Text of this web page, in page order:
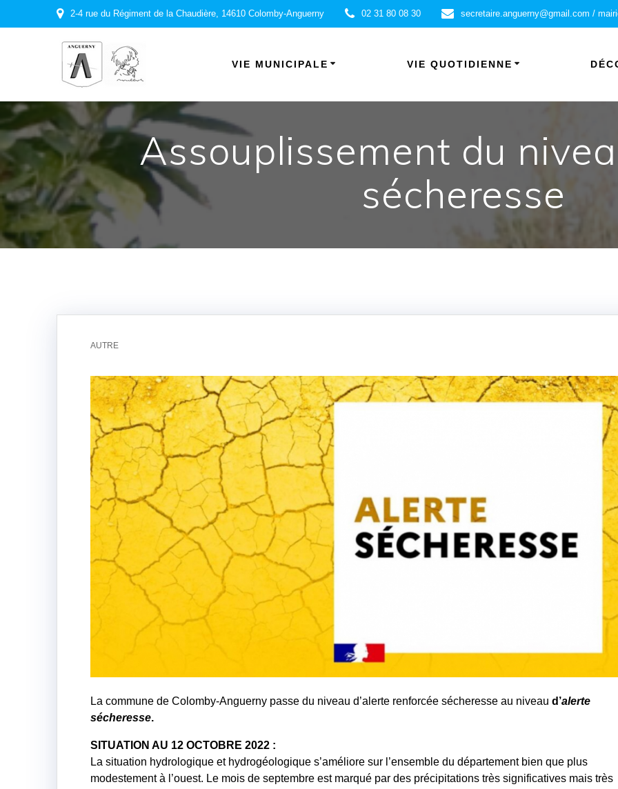
2-4 rue du Régiment de la Chaudière, 14610 Colomby-Anguerny 02 31 80 08 30 secretaire.anguerny@gmail.com /
VIE MUNICIPALE VIE QUOTIDIENNE
Assouplissement du
sécheresse
AUTRE
La commune de Colomby-Anguerny passe du niveau d’alerte renforcée sécheresse au niveaud’alerte
sécheresse.
SITUATION AU 12 OCTOBRE 2022 :
La situation hydrologique et hydrogéologique s’améliore sur l’ensemble du département bien que plus
modestement à l’ouest. Le mois de septembre est marqué par des précipitations très significatives mais très